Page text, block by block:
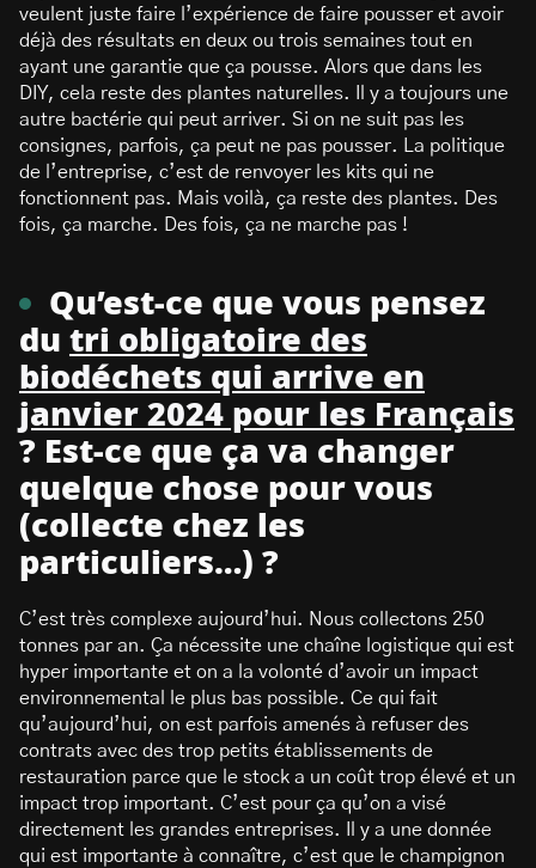
veulent juste faire l’expérience de faire pousser et avoir
déjà des résultats en deux ou trois semaines tout en
ayant une garantie que ça pousse. Alors que dans les
DIY, cela reste des plantes naturelles. Il y a toujours une
autre bactérie qui peut arriver. Si on ne suit pas les
consignes, parfois, ça peut ne pas pousser. La politique
de l’entreprise, c’est de renvoyer les kits qui ne
fonctionnent pas. Mais voilà, ça reste des plantes. Des
fois, ça marche. Des fois, ça ne marche pas !
Qu’est-ce que vous pensez
du tri obligatoire des
biodéchets qui arrive en
janvier 2024 pour les Français
? Est-ce que ça va changer
quelque chose pour vous
(collecte chez les
particuliers…) ?
C’est très complexe aujourd’hui. Nous collectons 250
tonnes par an. Ça nécessite une chaîne logistique qui est
hyper importante et on a la volonté d’avoir un impact
environnemental le plus bas possible. Ce qui fait
qu’aujourd’hui, on est parfois amenés à refuser des
contrats avec des trop petits établissements de
restauration parce que le stock a un coût trop élevé et un
impact trop important. C’est pour ça qu’on a visé
directement les grandes entreprises. Il y a une donnée
qui est importante à connaître, c’est que le champignon